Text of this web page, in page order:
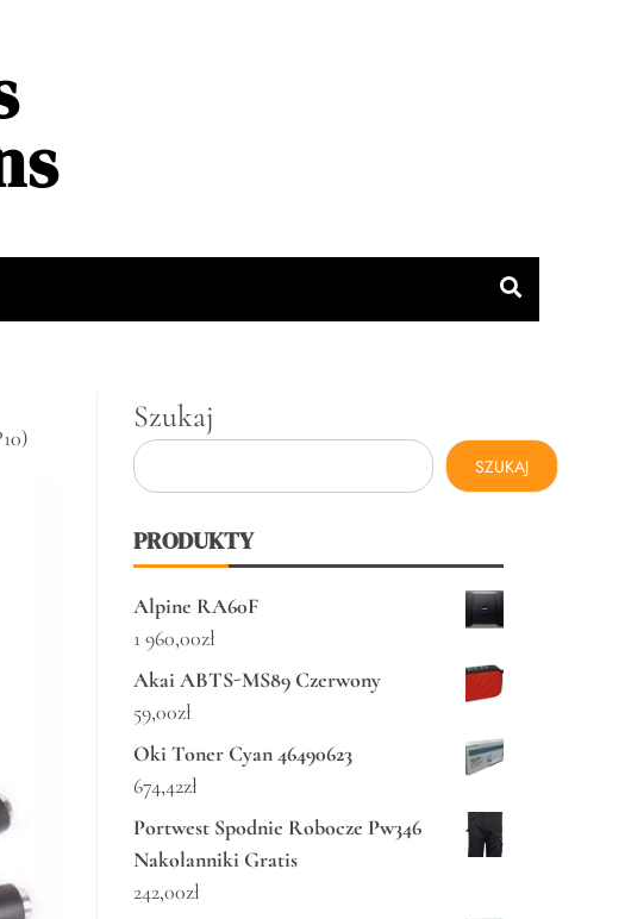
Szukaj
SZUKAJ
PRODUKTY
Alpine RA60F
1 960,00zł
Akai ABTS-MS89 Czerwony
59,00zł
Oki Toner Cyan 46490623
674,42zł
Portwest Spodnie Robocze Pw346
Nakolanniki Gratis
242,00zł